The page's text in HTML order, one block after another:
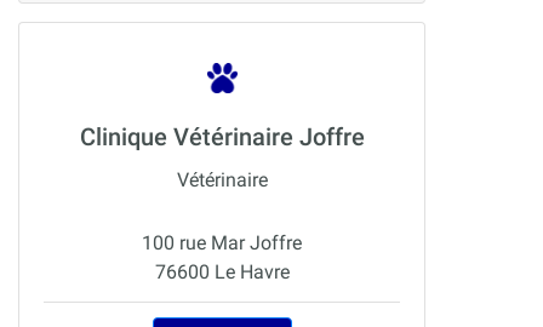
Clinique Vétérinaire Joffre
Vétérinaire
100 rue Mar Joffre
76600 Le Havre